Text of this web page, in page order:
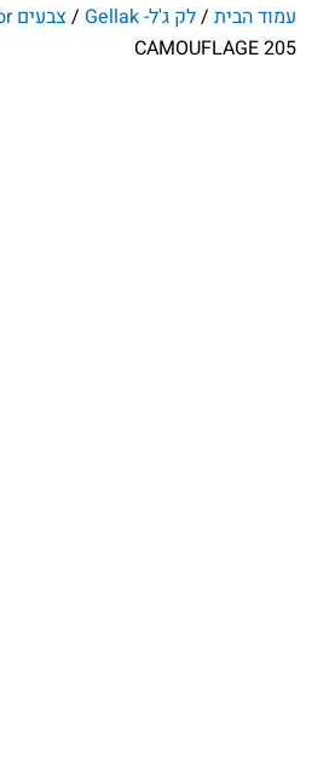
עמוד הבית /לק ג'ל- Gellak / צבעים gel color
CAMOUFLAGE 205